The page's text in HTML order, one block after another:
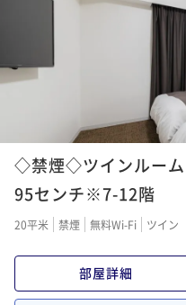
◇禁煙◇ツインルー
95センチ※7-12階
20平米 禁煙 無料Wi-Fi ツイン
部屋詳細